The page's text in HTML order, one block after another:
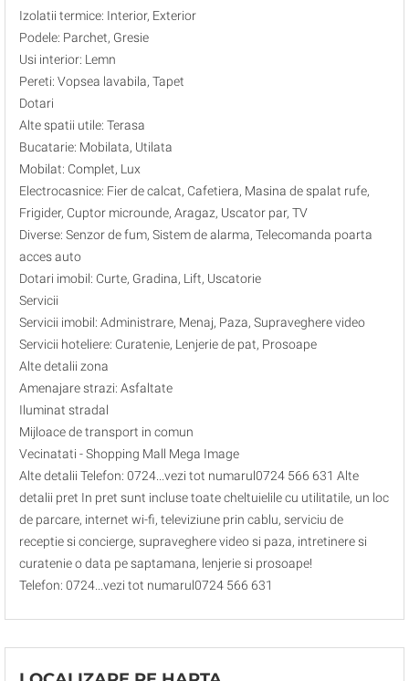
Izolatii termice: Interior, Exterior
Podele: Parchet, Gresie
Usi interior: Lemn
Pereti: Vopsea lavabila, Tapet
Dotari
Alte spatii utile: Terasa
Bucatarie: Mobilata, Utilata
Mobilat: Complet, Lux
Electrocasnice: Fier de calcat, Cafetiera, Masina de spalat rufe,
Frigider, Cuptor microunde, Aragaz, Uscator par, TV
Diverse: Senzor de fum, Sistem de alarma, Telecomanda poarta
acces auto
Dotari imobil: Curte, Gradina, Lift, Uscatorie
Servicii
Servicii imobil: Administrare, Menaj, Paza, Supraveghere video
Servicii hoteliere: Curatenie, Lenjerie de pat, Prosoape
Alte detalii zona
Amenajare strazi: Asfaltate
Iluminat stradal
Mijloace de transport in comun
Vecinatati - Shopping Mall Mega Image
Alte detalii Telefon: 0724...vezi tot numarul0724 566 631 Alte
detalii pret In pret sunt incluse toate cheltuielile cu utilitatile, un loc
de parcare, internet wi-fi, televiziune prin cablu, serviciu de
receptie si concierge, supraveghere video si paza, intretinere si
curatenie o data pe saptamana, lenjerie si prosoape!
Telefon: 0724...vezi tot numarul0724 566 631